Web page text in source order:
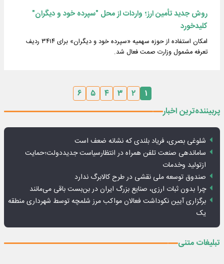
روش جدید تأمین ارز؛ واردات از محل "سپرده خود و دیگران"
کلیدخورد
امکان استفاده از حوزه سهمیه «سپرده خود و دیگران» برای ۳۴۱۴ ردیف
تعرفه مشمول وزارت صمت فعال شد.
۱ ۲ ۳ ۴ ۵
۶
پربیننده‌ترین اخبار
شلوغی بصری، فریاد بلندی که نشانه ضعف است
ساماندهی صنعت تلفن همراه در انتظارسیاست جدیددولت؛حمایت
ازتولید وخدمات
صندوق توسعه ملی نقشی در طرح کالابرگ ندارد
چرا بدون ثبات ارزی، صنایع بزرگ ایران در بن‌بست باقی می‌مانند
برگزاری آیین نکوداشت فعالان مواکب مرز شلمچه توسط شهرداری منطقه
یک
تبلیغات متنی